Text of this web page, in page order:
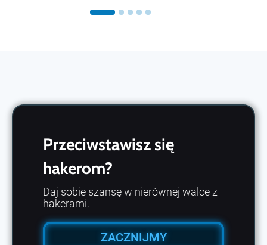
Przeciwstawisz się
hakerom?
Daj sobie szansę w nierównej walce z
hakerami.
ZACZNIJMY